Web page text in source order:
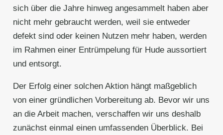
sich über die Jahre hinweg angesammelt haben aber
nicht mehr gebraucht werden, weil sie entweder
defekt sind oder keinen Nutzen mehr haben, werden
im Rahmen einer Entrümpelung für Hude aussortiert
und entsorgt.
Der Erfolg einer solchen Aktion hängt maßgeblich
von einer gründlichen Vorbereitung ab. Bevor wir uns
an die Arbeit machen, verschaffen wir uns deshalb
zunächst einmal einen umfassenden Überblick. Bei